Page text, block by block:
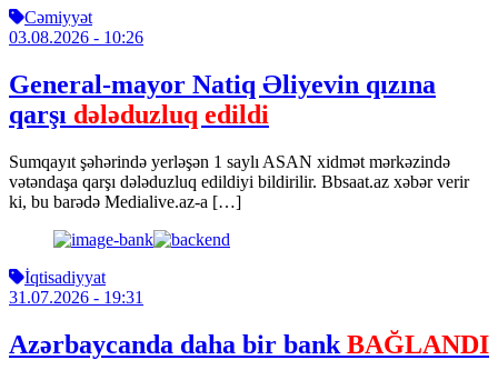
Cəmiyyət
03.08.2026 - 10:26
General-mayor Natiq Əliyevin qızına
qarşı dələduzluq edildi
Sumqayıt şəhərində yerləşən 1 saylı ASAN xidmət mərkəzində
vətəndaşa qarşı dələduzluq edildiyi bildirilir. Bbsaat.az xəbər verir
ki, bu barədə Medialive.az-a […]
İqtisadiyyat
31.07.2026 - 19:31
Azərbaycanda daha bir bank BAĞLANDI